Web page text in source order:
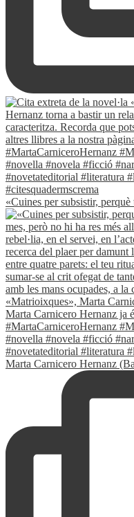
«Cuines per subsistir, perquè
Marta Carnicero Hernanz